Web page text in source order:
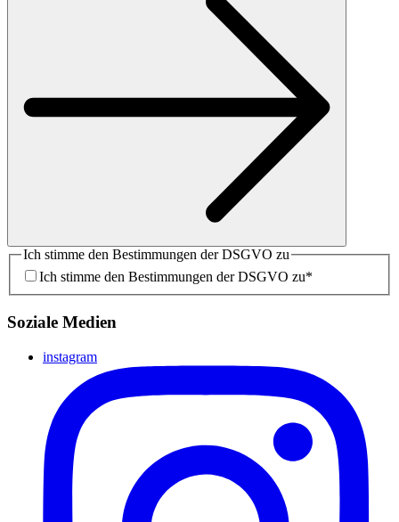
Ich stimme den Bestimmungen der DSGVO zu
Ich stimme den Bestimmungen der DSGVO zu*
Soziale Medien
instagram